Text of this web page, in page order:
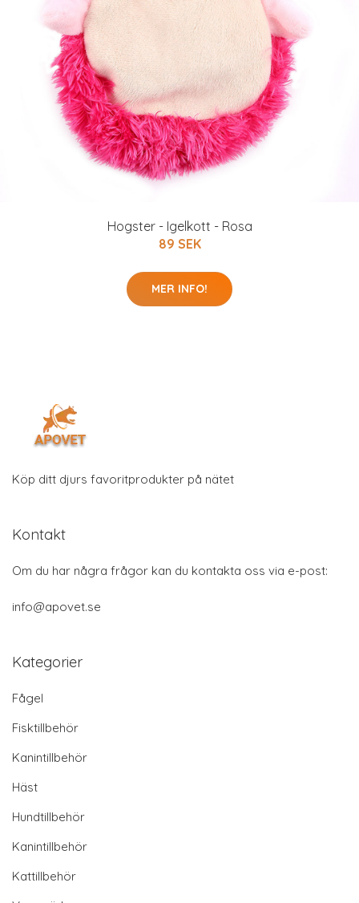
Hogster - Igelkott - Rosa
89 SEK
MER INFO!
Köp ditt djurs favoritprodukter på nätet
Kontakt
Om du har några frågor kan du kontakta oss via e-post:
info@apovet.se
Kategorier
Fågel
Fisktillbehör
Kanintillbehör
Häst
Hundtillbehör
Kanintillbehör
Kattillbehör